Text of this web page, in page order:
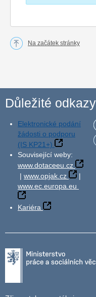
Na začátek stránky
Důležité odkazy
Elektronické podání
žádosti o podporu
(IS KP21+)
Související weby:
www.dotaceeu.cz
| www.opjak.cz
|
www.ec.europa.eu
Kariéra